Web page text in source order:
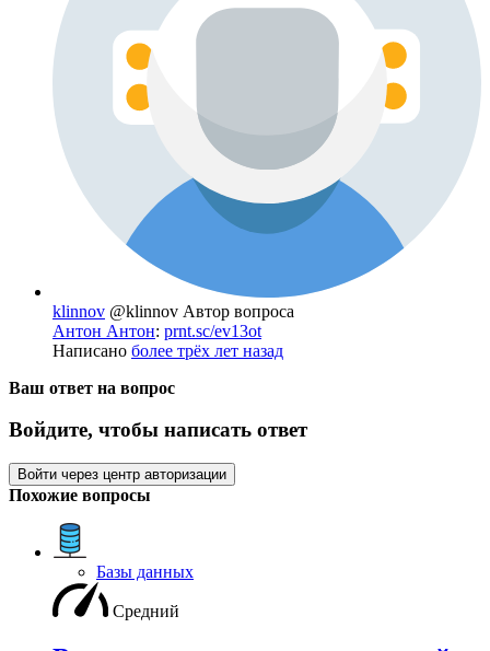
klinnov @klinnov Автор вопроса
Антон Антон: prnt.sc/ev13ot
Написано более трёх лет назад
Ваш ответ на вопрос
Войдите, чтобы написать ответ
Войти через центр авторизации
Похожие вопросы
Базы данных
Средний